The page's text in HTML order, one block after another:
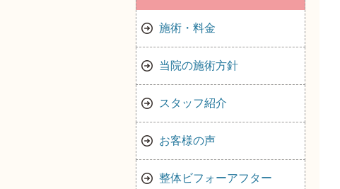
施術・料金
当院の施術方針
スタッフ紹介
お客様の声
整体ビフォーアフター